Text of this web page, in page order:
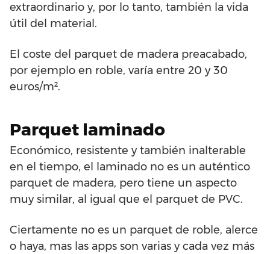
extraordinario y, por lo tanto, también la vida
útil del material.
El coste del parquet de madera preacabado,
por ejemplo en roble, varía entre 20 y 30
euros/m².
Parquet laminado
Económico, resistente y también inalterable
en el tiempo, el laminado no es un auténtico
parquet de madera, pero tiene un aspecto
muy similar, al igual que el parquet de PVC.
Ciertamente no es un parquet de roble, alerce
o haya, mas las apps son varias y cada vez más